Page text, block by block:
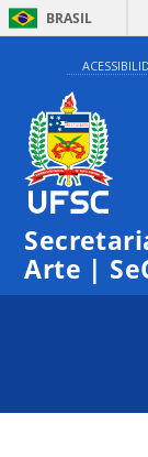
BRASIL
Arte |